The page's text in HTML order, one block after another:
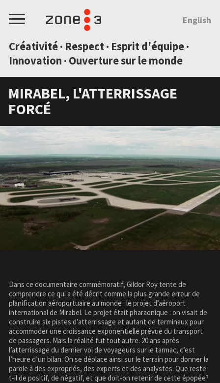
Menu
Créativité · Respect · Esprit d'équipe ·
Innovation · Ouverture sur le monde
English
MIRABEL, L'ATTERRISSAGE
FORCÉ
Dans ce documentaire commémoratif, Gildor Roy tente de
comprendre ce qui a été décrit comme la plus grande erreur de
planification aéroportuaire au monde : le projet d’aéroport
international de Mirabel. Le projet était pharaonique : on visait de
construire six pistes d’atterrissage et autant de terminaux pour
accommoder une croissance exponentielle prévue du transport
de passagers. Mais la réalité fut tout autre. 20 ans après
l’atterrissage du dernier vol de voyageurs sur le tarmac, c’est
l’heure d’un bilan. On se déplace ainsi sur le terrain pour donner la
parole à des expropriés, des experts et des analystes. Que reste-
t-il de positif, de négatif, et que doit-on retenir de cette épopée?